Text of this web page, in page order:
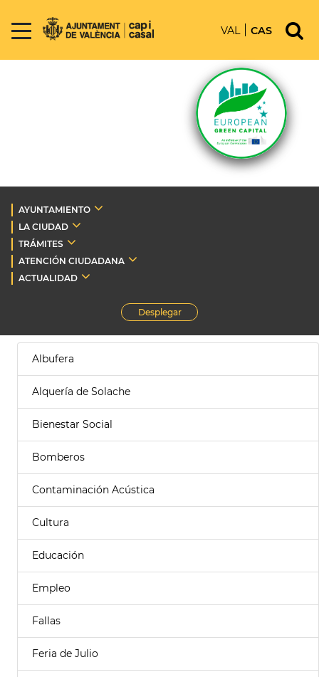
VAL CAS
AYUNTAMIENTO
LA CIUDAD
TRÁMITES
ATENCIÓN CIUDADANA
ACTUALIDAD
Desplegar
Albufera
Alquería de Solache
Bienestar Social
Bomberos
Contaminación Acústica
Cultura
Educación
Empleo
Fallas
Feria de Julio